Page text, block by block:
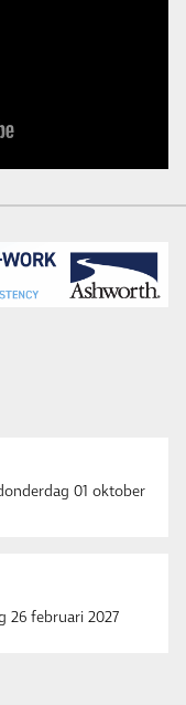
01 oktober
26 februari 2027